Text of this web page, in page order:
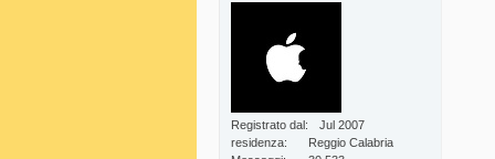
Registrato dal
Jul 2007
residenza
Reggio Calabria